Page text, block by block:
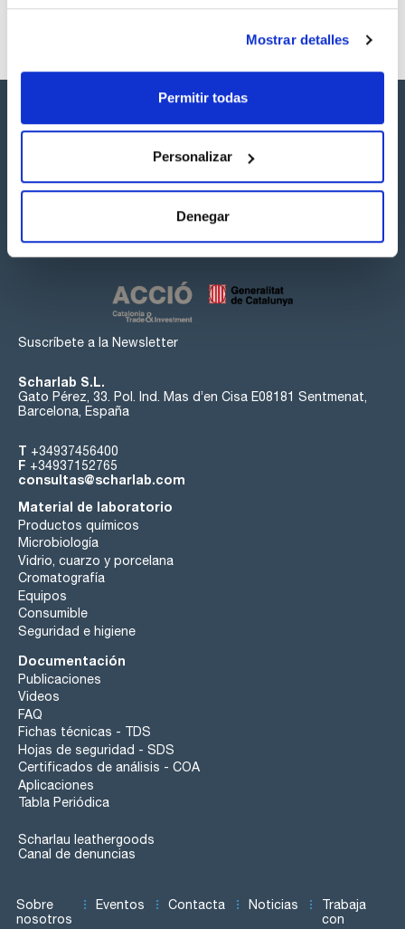
Mostrar detalles
Permitir todas
Personalizar
Denegar
Síguenos:
Suscríbete a la Newsletter
Scharlab S.L.
Gato Pérez, 33. Pol. Ind. Mas d’en Cisa E08181 Sentmenat,
Barcelona, España
T +34937456400
F +34937152765
consultas@scharlab.com
Material de laboratorio
Productos químicos
Microbiología
Vidrio, cuarzo y porcelana
Cromatografía
Equipos
Consumible
Seguridad e higiene
Documentación
Publicaciones
Videos
FAQ
Fichas técnicas - TDS
Hojas de seguridad - SDS
Certificados de análisis - COA
Aplicaciones
Tabla Periódica
Scharlau leathergoods
Canal de denuncias
Sobre
nosotros
Eventos Contacta Noticias
Trabaja
con